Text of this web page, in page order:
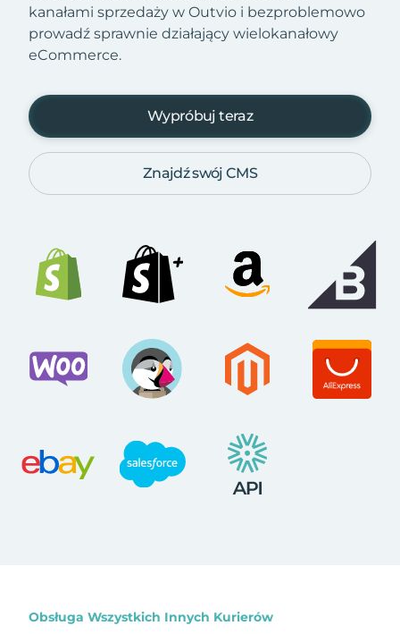
kanałami sprzedaży w Outvio i bezproblemowo
prowadź sprawnie działający wielokanałowy
eCommerce.
Wypróbuj teraz
Znajdź swój CMS
Obsługa Wszystkich Innych Kurierów